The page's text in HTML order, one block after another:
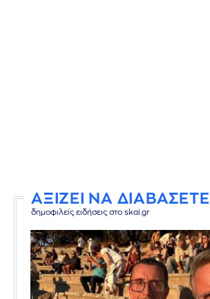
ΑΞΙΖΕΙ ΝΑ ΔΙΑΒΑΣΕΤΕ
δημοφιλείς ειδήσεις στο skai.gr